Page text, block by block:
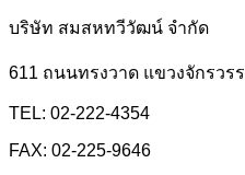
หรือ
ฮ่องกง
บริษัท สมสหทวีวัฒน์ จำกัด
611 ถนนทรงวาด แขวงจักรวร
TEL: 02-222-4354
FAX: 02-225-9646